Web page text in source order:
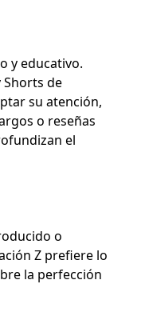
y educativo.
Shorts de
su atención,
o reseñas
el
o
Z prefiere lo
la perfección